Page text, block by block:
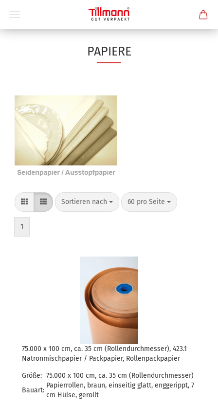
PAPIERE
Sortieren nach 60 pro Seite
1
75.000 x 100 cm, ca. 35 cm (Rollendurchmesser), 423.1
Natronmischpapier / Packpapier, Rollenpackpapier
Größe: 75.000 x 100 cm, ca. 35 cm (Rollendurchmesser)
Bauart:
Papierrollen, braun, einseitig glatt, enggerippt, 7
cm Hülse, gerollt